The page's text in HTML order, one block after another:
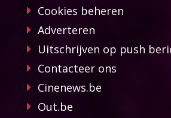
Cookies beheren
Adverteren
Uitschrijven op push
Contacteer ons
Cinenews.be
Out.be